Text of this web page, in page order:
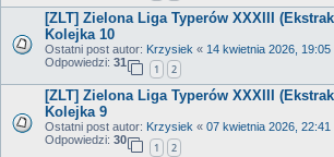
[ZLT] Zielona Liga Typerów XXXIII
Kolejka 10
Ostatni post autor: Krzysiek « 14 kwietnia 2026, 19:05
Odpowiedzi: 31
1 2
[ZLT] Zielona Liga Typerów XXXIII
Kolejka 9
Ostatni post autor: Krzysiek « 07 kwietnia 2026, 22:41
Odpowiedzi: 30
1 2